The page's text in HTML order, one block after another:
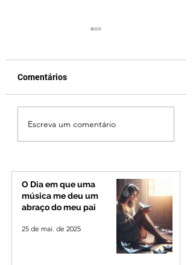
MPMG tenta barrar
gastos de R$ 1,8 milhão
com shows da Festa da
mineira de pouco mais
de 4 mil habitantes
Comentários
Escreva um comentário
O Dia em que uma
música me deu um
abraço do meu pai
25 de mai. de 2025